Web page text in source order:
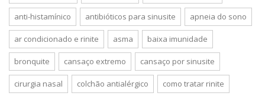
anti-histamínico antibióticos para sinusite apneia do sono
ar condicionado e rinite asma baixa imunidade
bronquite cansaço extremo cansaço por sinusite
cirurgia nasal colchão antialérgico como tratar rinite